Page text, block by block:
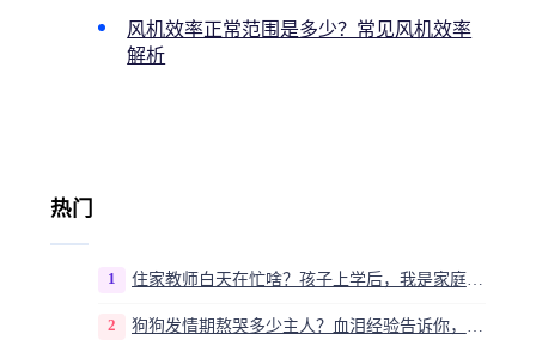
风机效率正常范围是多少？常见风机效率
解析
热门
1 住家教师白天在忙啥？孩子上学后，我是家庭运营官
2